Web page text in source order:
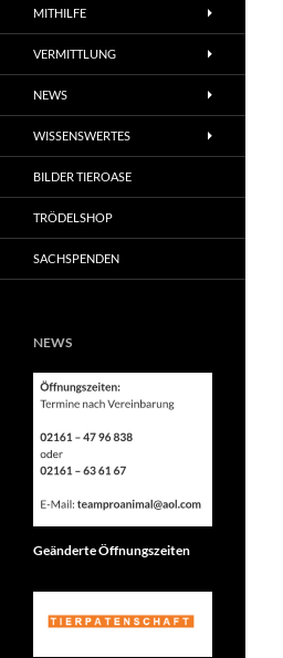
MITHILFE
VERMITTLUNG
NEWS
WISSENSWERTES
BILDER TIEROASE
TRÖDELSHOP
SACHSPENDEN
NEWS
Geänderte Öffnungszeiten